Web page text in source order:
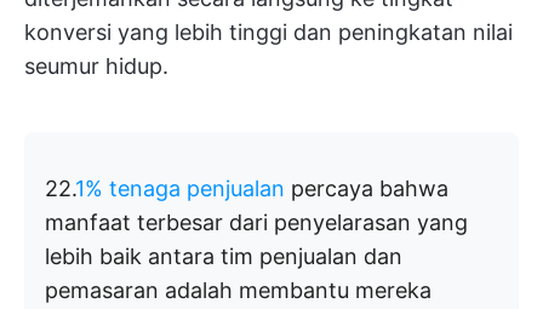
konversi yang lebih tinggi dan peningkatan nilai
seumur hidup.
22.1% tenaga penjualan percaya bahwa
manfaat terbesar dari penyelarasan yang
lebih baik antara tim penjualan dan
pemasaran adalah membantu mereka